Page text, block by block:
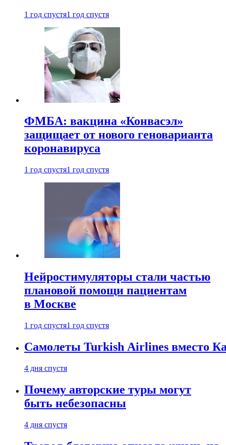
1 год спустя1 год спустя
ФМБА: вакцина «Конвасэл»
защищает от нового геноварианта
коронавируса
1 год спустя1 год спустя
Нейростимуляторы стали частью
плановой помощи пациентам
в Москве
1 год спустя1 год спустя
Самолеты Turkish Airlines вместо
4 дня спустя
Почему авторские туры могут
быть небезопасны
4 дня спустя